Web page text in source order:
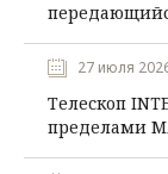
27 июля
Телескоп
пределами